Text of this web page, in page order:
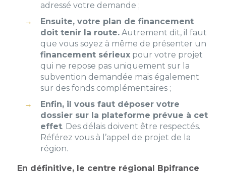
adressé votre demande ;
Ensuite, votre plan de financement
doit tenir la route.Autrement dit, il faut
que vous soyez à même de présenter un
financement sérieuxpour votre projet
qui ne repose pas uniquement sur la
subvention demandée mais également
sur des fonds complémentaires ;
Enfin, il vous faut déposer votre
dossier sur la plateforme prévue à cet
effet. Des délais doivent être respectés.
Référez vous à l’appel de projet de la
région.
En définitive, le centre régional Bpifrance